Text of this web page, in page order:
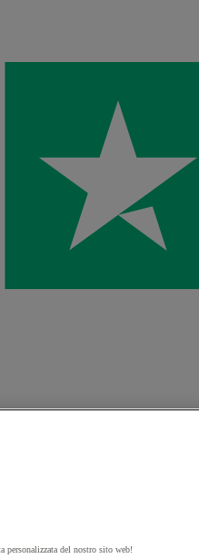
del nostro sito web!